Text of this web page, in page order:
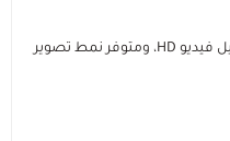
كاميرات أمامية بوضوح 1.2MP، وتسجيل فيديو HD، ومتوفر نمط تصوير